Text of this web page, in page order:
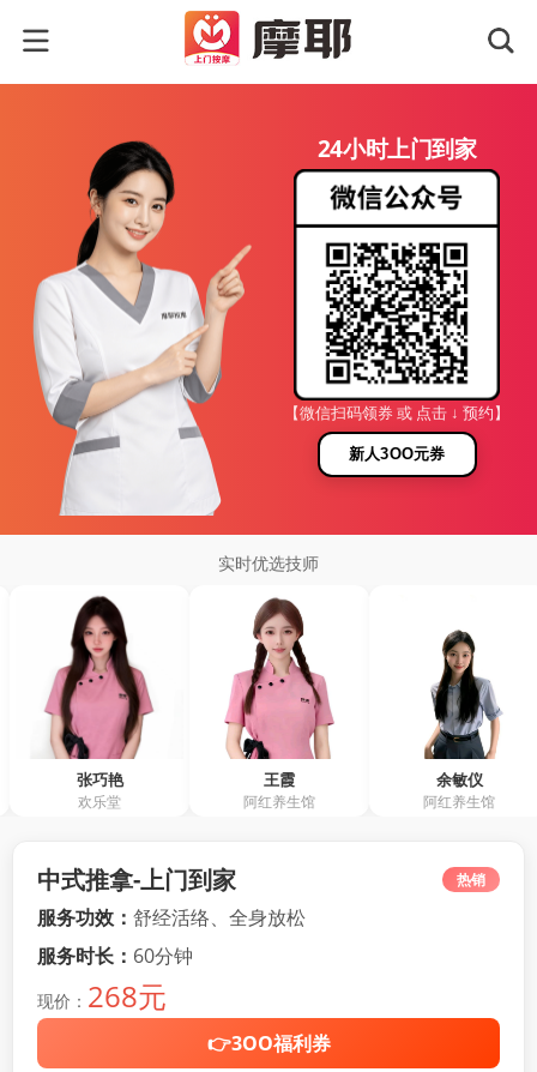
24小时上门到家
【微信扫码领券 或 点击 ↓ 预约】
新人3OO元券
实时优选技师
中式推拿-上门到家 热销
服务功效： 舒经活络、全身放松
服务时长： 60分钟
现价： 268元
👉3OO福利券